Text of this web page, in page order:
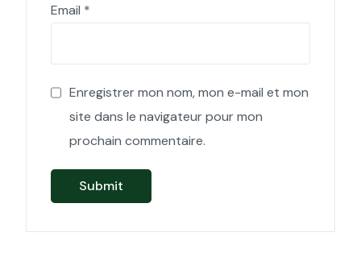
Email *
Enregistrer mon nom, mon e-mail et mon
site dans le navigateur pour mon
prochain commentaire.